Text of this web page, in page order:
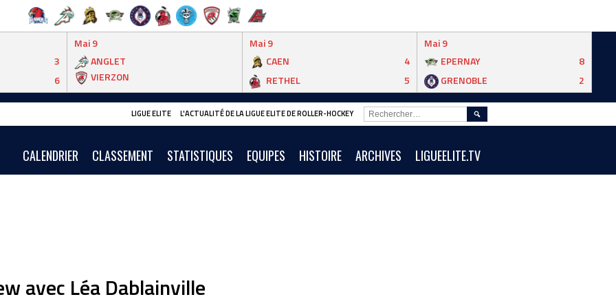
3
6
Mai 9
ANGLET
VIERZON
Mai 9
CAEN
4
RETHEL
5
Mai 9
EPERNAY
8
GRENOBLE
2
LIGUE ELITE L'ACTUALITÉ DE LA LIGUE ELITE DE ROLLER-HOCKEY
CALENDRIER CLASSEMENT STATISTIQUES EQUIPES HISTOIRE ARCHIVES LIGUEELITE.TV
RECHERCHER :
avec Léa Dablainville